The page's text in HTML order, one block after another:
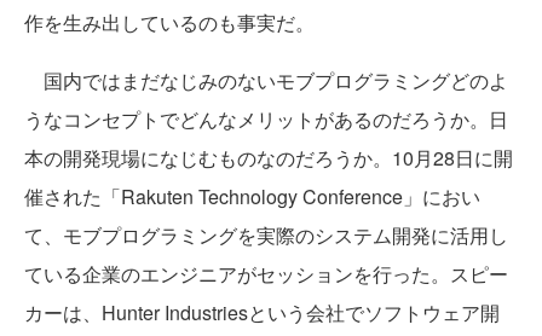
作を生み出しているのも事実だ。
国内ではまだなじみのないモブプログラミングどのよ
うなコンセプトでどんなメリットがあるのだろうか。日
本の開発現場になじむものなのだろうか。10月28日に開
催された「Rakuten Technology Conference」におい
て、モブプログラミングを実際のシステム開発に活用し
ている企業のエンジニアがセッションを行った。スピー
カーは、Hunter Industriesという会社でソフトウェア開